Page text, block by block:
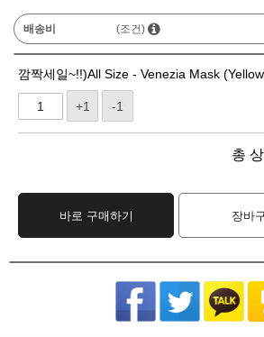
배송비 (조건)
깜짝세일~!!)All Size - Venezia Mask
+1 -1
총
바로 구매하기 장바